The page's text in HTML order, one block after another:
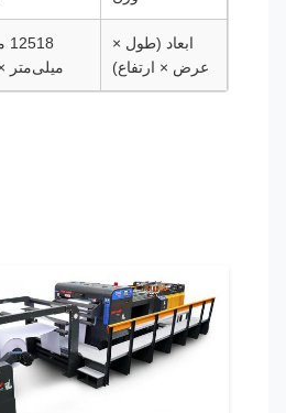
ابعاد (طول ×
عرض × ارتفاع)
میلی‌متر × 2230 میلی‌متر